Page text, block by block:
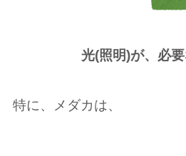
光(照明)が、必
特に、メダカは、